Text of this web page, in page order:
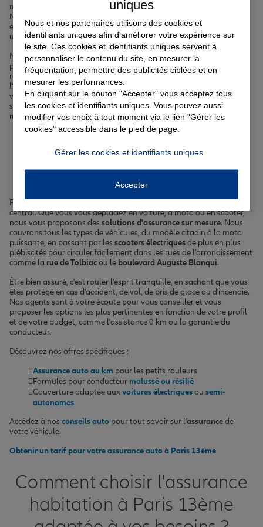
multiculturel. Entre les tours modernes de la Bibliothèque François
Mitterrand, le charme pittoresque de la Butte-aux-Cailles et les
espaces verts du parc Montsouris, ce quartier offre un cadre de vie
unique.
Nous sommes là pour vous aider àprotégerce qui compte le plus
pour vous dans cet environnement urbain. NosagentsAllianz,
répartis dans plusieurs agences de proximité comme celle de
l'avenue de Choisy ou de la rue Bobillot, sont à votre écoute pour
vous guider dans le choix de vosgaranties d'assurance. Que vous
soyez actif, étudiant ou retraité, nous avons des solutions sur
mesure pour répondre à vos attentes.
Votre assurance auto, moto
ou scooter à Paris 13ème
Paris 13ème est un arrondissement où lamobilitéest un enjeu
central. Que vous vous déplaciez en voiture, à moto ou en scooter,
nous vous proposons des solutions d'assurance sur mesure. Nous
couvrons tous les types de véhicules, du modèle citadin à la moto
puissante, en passant par les scooters électriquesde plus en plus
plébiscités pour circuler facilement dans les rues de l'arrondissement
comme la rue de Tolbiacou le boulevard Auguste Blanqui.
Être bien assuré, c'est rouler l'esprit tranquille, en sachant que vous
êtes protégé en cas d'accident, de vol, de bris de glace ou d'incendie.
Nos agents sont à votre écoute pour vous conseiller et vous
proposer les options les plus pertinentes en fonction de votre profil
et de votre budget, comme l'assistance 0 km ou la garantie du
conducteur.
Découvrez nos offres spécifiques :
Assurance auto au km pour les petits rouleurs
Formules pour conducteur malussé ou résilié
Couverture adaptée auxvoitures électriquesou semi-
autonomes
Accédez à nos conseils auto pour tout savoir sur l'assurancede
votre véhicule.
Obtenir un tarif pour votre assurance auto à Paris 13ème
Comment choisir l'assurance
habitation à Paris 13ème
uniques
Nous et nos partenaires utilisons des cookies et
identifiants uniques afin d'améliorer votre expérience sur
le site. Ces cookies et identifiants uniques servent à
personnaliser le contenu du site, en mesurer la
fréquentation, permettre des publicités ciblées et en
mesurer les performances.
En cliquant sur le bouton "Accepter" vous acceptez tous
les cookies et identifiants uniques. Vous pouvez aussi
modifier vos choix à tout moment via le lien "Gérer les
cookies" accessible dans le pied de page.
Gérer les cookies et identifiants uniques
Accepter